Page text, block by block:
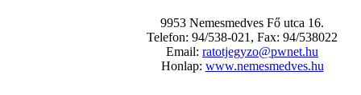
9953 Nemesmedves Fő utca 16.
Telefon: 94/538-021, Fax: 94/538022
Email: ratotjegyzo@pwnet.hu
Honlap: www.nemesmedves.hu